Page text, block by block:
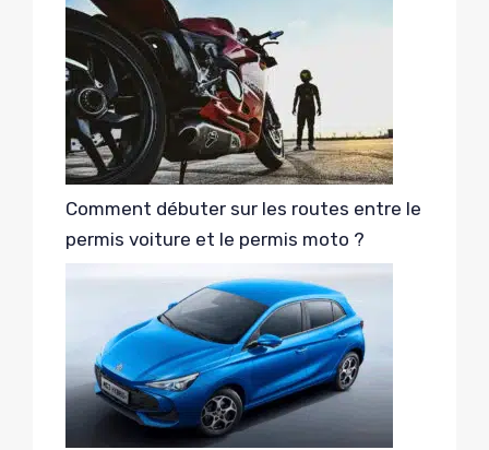
Comment débuter sur les routes entre le
permis voiture et le permis moto ?